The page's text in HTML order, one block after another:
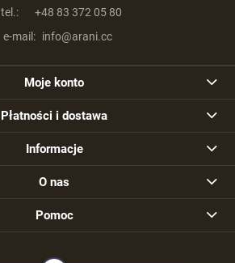
tel.:
+48 83 372 05 80
e-mail: info@arani.cc
Moje konto
Płatności i dostawa
Informacje
O nas
Pomoc